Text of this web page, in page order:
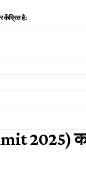
केंद्रित है:
2025)